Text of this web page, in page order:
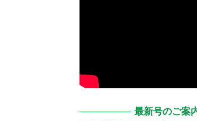
最新号のご案